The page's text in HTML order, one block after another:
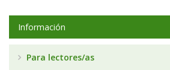
Información
Para lectores/as